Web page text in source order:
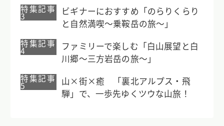
特集記事
3
ビギナーにおすすめ「のらりくらり
と自然満喫〜乗鞍岳の旅〜」
特集記事
4
ファミリーで楽しむ「白山展望と白
川郷〜三方岩岳の旅〜」
特集記事
5
山×街×癒 「裏北アルプス・飛
騨」で、一歩先ゆくツウな山旅！